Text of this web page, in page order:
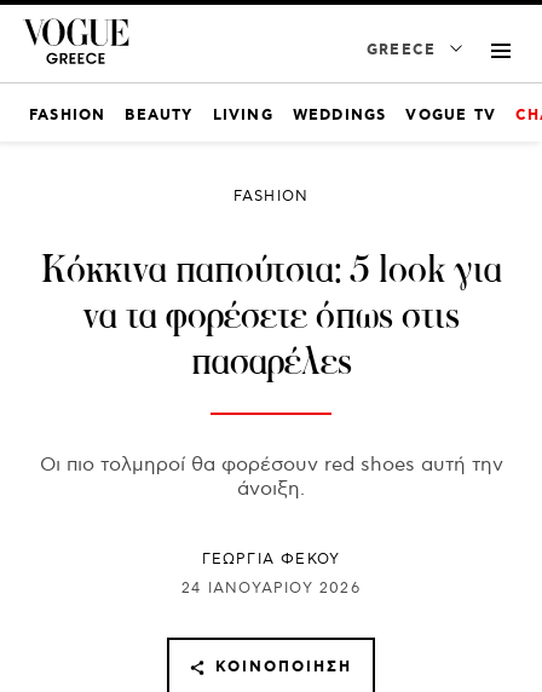
GREECE
FASHION BEAUTY LIVING WEDDINGS VOGUE TV
FASHION
Κόκκινα παπούτσια: 5 look για
να τα φορέσετε όπως στις
πασαρέλες
Οι πιο τολμηροί θα φορέσουν red shoes αυτή την
άνοιξη.
ΓΕΩΡΓΙΑ ΦΕΚΟΥ
24 ΙΑΝΟΥΑΡΊΟΥ 2026
ΚΟΙΝΟΠΟΊΗΣΗ